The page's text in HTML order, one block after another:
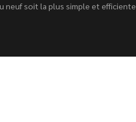
neuf soit la plus simple et efficiente